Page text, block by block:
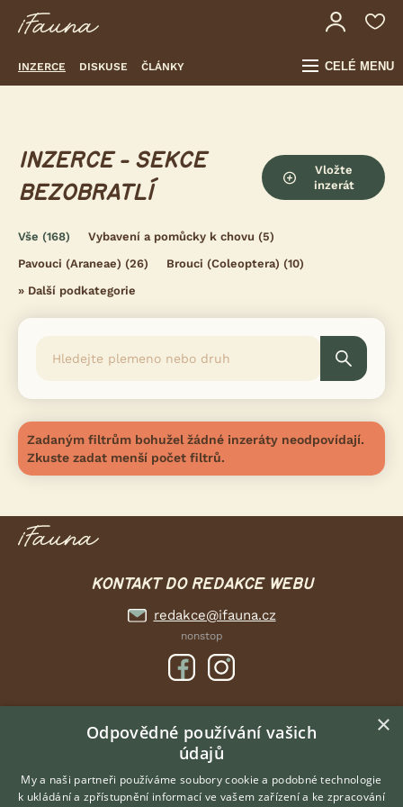
INZERCE DISKUSE ČLÁNKY CELÉ MENU
INZERCE - SEKCE
BEZOBRATLÍ
Vložte
inzerát
Vše (168) Vybavení a pomůcky k chovu (5)
Pavouci (Araneae) (26) Brouci (Coleoptera) (10)
» Další podkategorie
Zadaným filtrům bohužel žádné inzeráty neodpovídají.
Zkuste zadat menší počet filtrů.
KONTAKT DO REDAKCE WEBU
redakce@ifauna.cz
nonstop
DOMOVSKÁ STRÁNKA
INZERCE
DISKUSE
ČLÁNKY
×
Odpovědné používání vašich
údajů
My a naši partneři používáme soubory cookie a podobné technologie
k ukládání a zpřístupnění informací ve vašem zařízení a ke zpracování